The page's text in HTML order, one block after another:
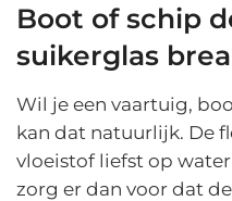
Boot of schip
suikerglas
Wil je een vaartuig,
kan dat natuurlijk. De
vloeistof liefst op
zorg er dan voor dat